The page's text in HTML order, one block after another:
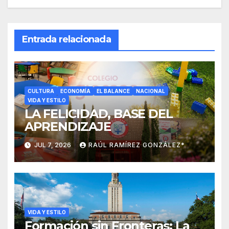
Entrada relacionada
CULTURA ECONOMÍA EL BALANCE
NACIONAL
VIDA Y ESTILO
LA FELICIDAD, BASE DEL
APRENDIZAJE
JUL 7, 2026 RAÚL RAMÍREZ GONZÁLEZ*
VIDA Y ESTILO
Formación sin Fronteras: La